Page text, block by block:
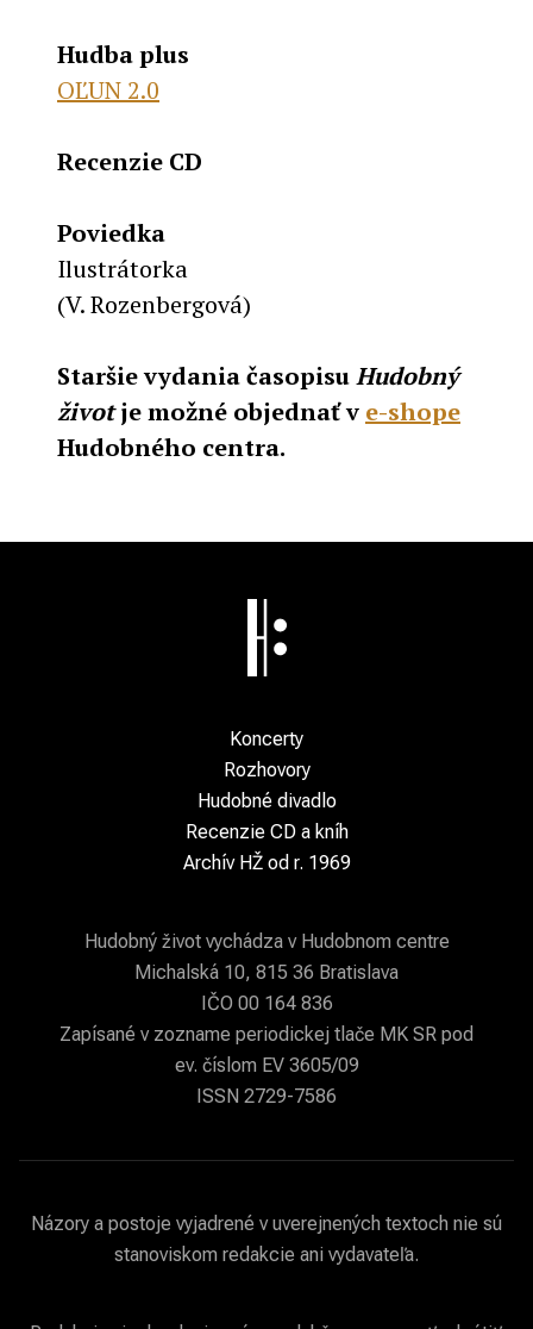
Hudbaplus
OĽUN 2.0
Recenzie CD
Poviedka
Ilustrátorka
(V. Rozenbergová)
Staršie vydania časopisuHudobný
životje možné objednať v e-shope
Hudobného centra.
Koncerty
Rozhovory
Hudobné divadlo
Recenzie CD a kníh
Archív HŽ od r. 1969
Hudobný život vychádza v Hudobnom centre
Michalská 10, 815 36 Bratislava
IČO 00 164 836
Zapísané v zozname periodickej tlače MK SR pod
ev. číslom EV 3605/09
ISSN 2729-7586
Názory a postoje vyjadrené v uverejnených textoch nie sú
stanoviskom redakcie ani vydavateľa.